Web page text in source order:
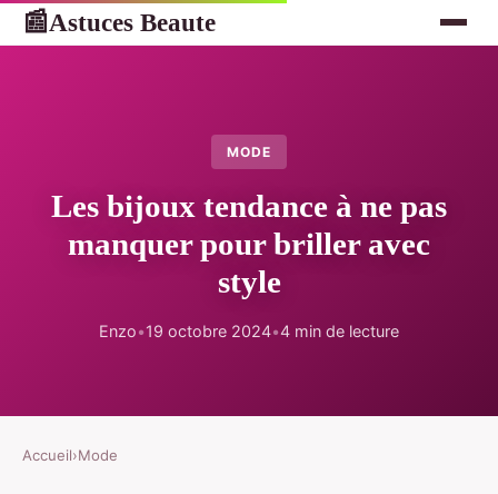
📰Astuces Beaute
MODE
Les bijoux tendance à ne pas
manquer pour briller avec
style
Enzo•19 octobre 2024•4 min de lecture
Accueil›Mode